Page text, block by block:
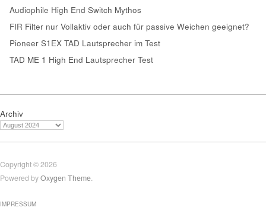
Audiophile High End Switch Mythos
FIR Filter nur Vollaktiv oder auch für passive Weichen geeignet?
Pioneer S1EX TAD Lautsprecher im Test
TAD ME 1 High End Lautsprecher Test
Archiv
Copyright © 2026
Powered byOxygen Theme.
IMPRESSUM